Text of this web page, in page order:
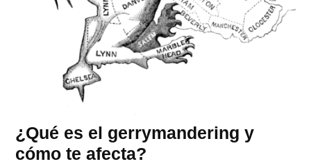
¿Qué es el gerrymandering y
cómo te afecta?